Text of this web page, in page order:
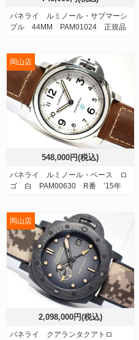
パネライ ルミノール・サブマーシ
ブル 44MM PAM01024 正規品
548,000円(税込)
パネライ ルミノール・ベース ロ
ゴ 白 PAM00630 R番 ’15年
岡山店
2,098,000円(税込)
パネライ クアランタクアトロ
岡山店